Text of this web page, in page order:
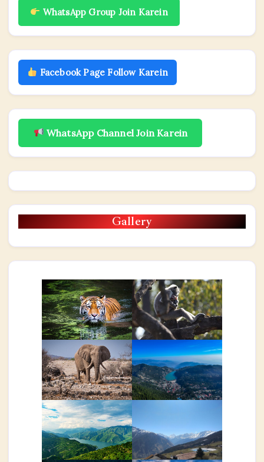
WhatsApp Group Join Karein
Facebook Page Follow Karein
WhatsApp Channel Join Karein
Gallery